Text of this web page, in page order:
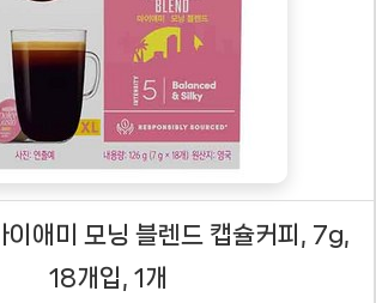
이애미 모닝 블렌드 캡슐커피, 7g,
18개입, 1개